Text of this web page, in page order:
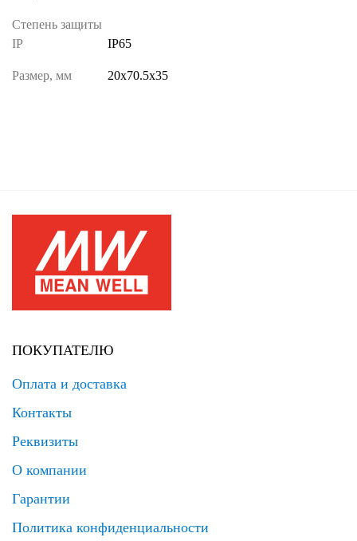
Степень защиты
IP
IP65
Размер, мм 20х70.5х35
ПОКУПАТЕЛЮ
Оплата и доставка
Контакты
Реквизиты
О компании
Гарантии
Политика конфиденциальности